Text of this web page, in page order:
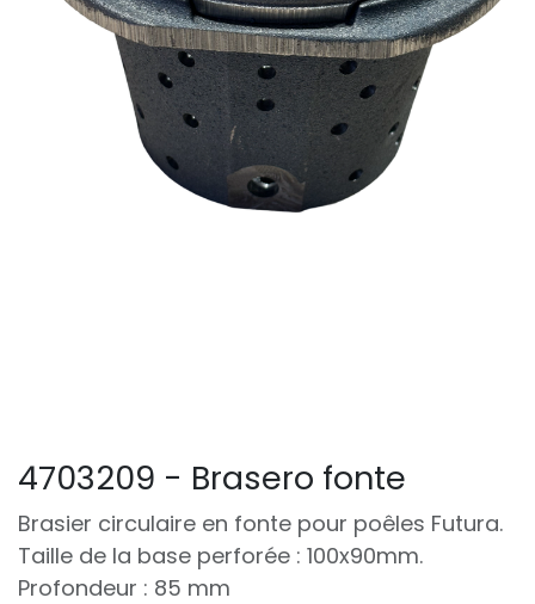
4703209 - Brasero fonte
Brasier circulaire en fonte pour poêles Futura.
Taille de la base perforée : 100x90mm.
Profondeur : 85 mm